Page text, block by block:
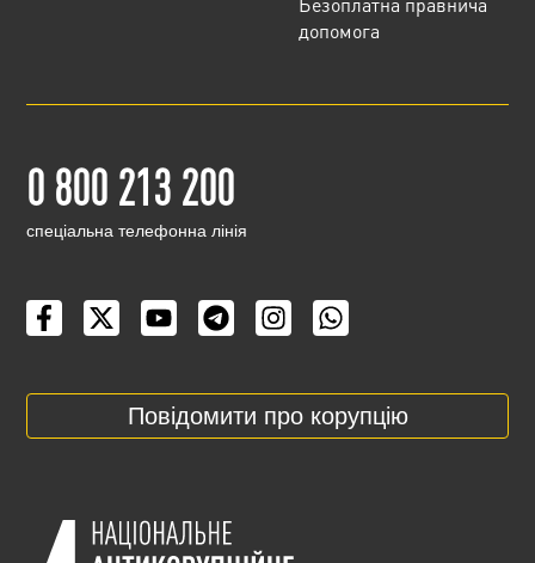
допомога
0 800 213 200
cпеціальна телефонна лінія
Повідомити про корупцію